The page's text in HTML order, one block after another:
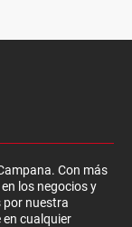
Con más
los negocios y
por nuestra
cualquier